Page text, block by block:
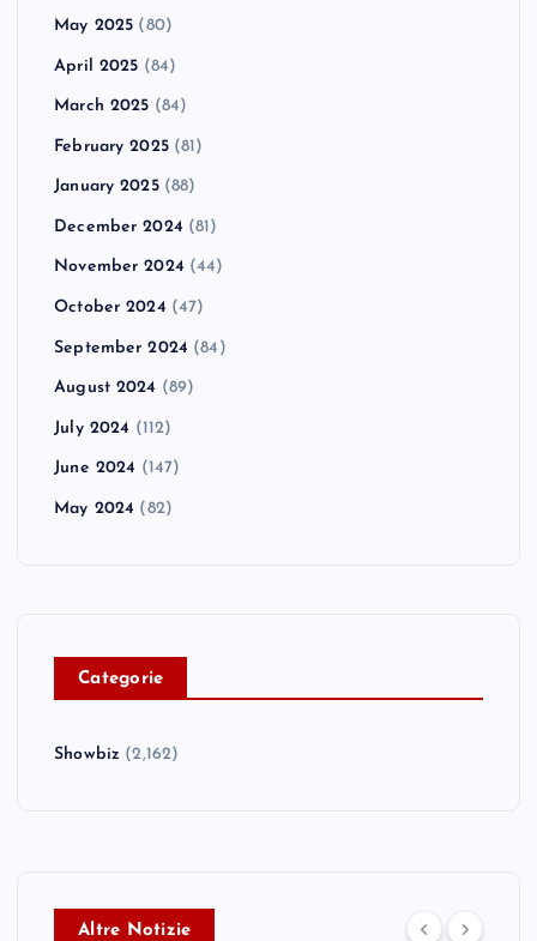
May 2025 (80)
April 2025 (84)
March 2025 (84)
February 2025(81)
January 2025(88)
December 2024 (81)
November 2024 (44)
October 2024 (47)
September 2024 (84)
August 2024 (89)
July 2024 (112)
June 2024 (147)
May 2024 (82)
Categorie
Showbiz (2,162)
Altre Notizie